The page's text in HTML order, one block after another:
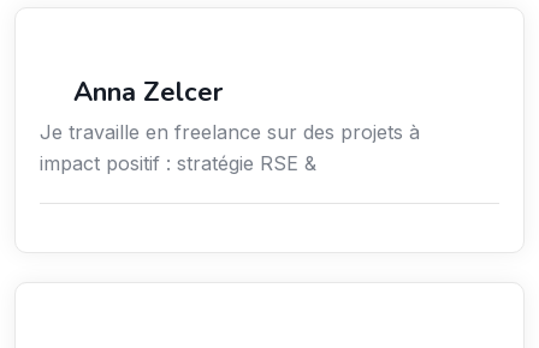
Anna Zelcer
Je travaille en freelance sur des projets à
impact positif : stratégie RSE &